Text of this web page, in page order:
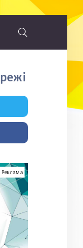
Реклама